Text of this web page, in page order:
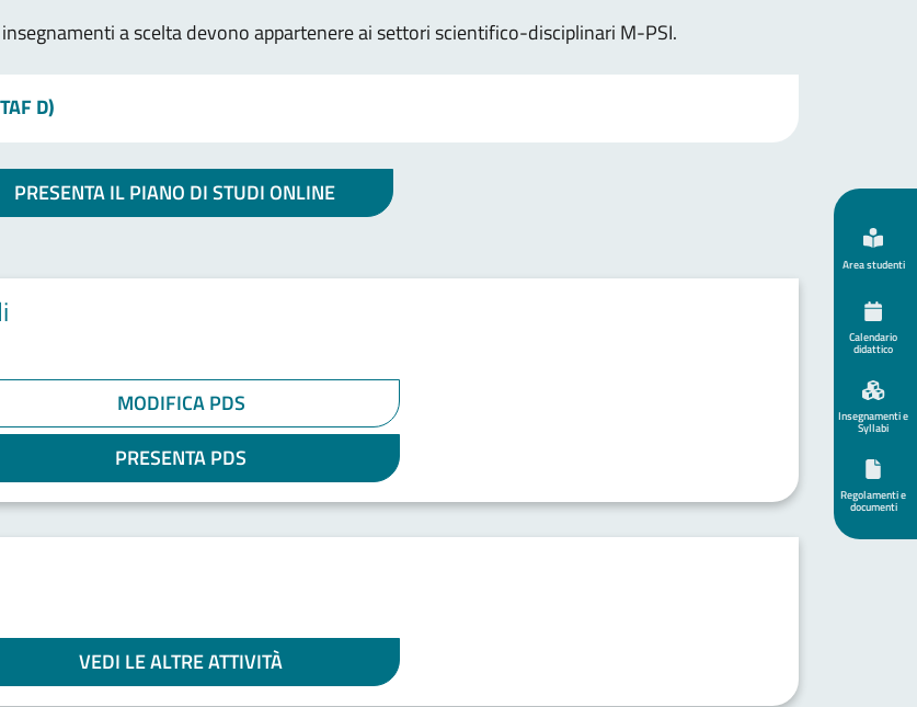
a scelta devono appartenere ai settori scientifico-disciplinari M-PSI.
D)
PRESENTA IL PIANO DI STUDI ONLINE
MODIFICA PDS
PRESENTA PDS
VEDI LE ALTRE ATTIVITÀ
Area studenti
Calendario
didattico
Insegnamenti e
Syllabi
Regolamenti e
documenti